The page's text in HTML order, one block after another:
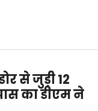
से जुड़ी 12
का डीएम ने